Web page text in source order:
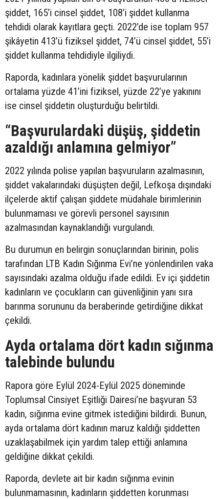
şiddet, 165’i cinsel şiddet, 108’i şiddet kullanma
tehdidi olarak kayıtlara geçti. 2022’de ise toplam 957
şikâyetin 413’ü fiziksel şiddet, 74’ü cinsel şiddet, 55’i
şiddet kullanma tehdidiyle ilgiliydi.
Raporda, kadınlara yönelik şiddet başvurularının
ortalama yüzde 41’ini fiziksel, yüzde 22’ye yakınını
ise cinsel şiddetin oluşturduğu belirtildi.
“Başvurulardaki düşüş, şiddetin
azaldığı anlamına gelmiyor”
2022 yılında polise yapılan başvuruların azalmasının,
şiddet vakalarındaki düşüşten değil, Lefkoşa dışındaki
ilçelerde aktif çalışan şiddete müdahale birimlerinin
bulunmaması ve görevli personel sayısının
azalmasından kaynaklandığı vurgulandı.
Bu durumun en belirgin sonuçlarından birinin, polis
tarafından LTB Kadın Sığınma Evi’ne yönlendirilen vaka
sayısındaki azalma olduğu ifade edildi. Ev içi şiddetin
kadınların ve çocukların can güvenliğinin yanı sıra
barınma sorununu da beraberinde getirdiğine dikkat
çekildi.
Ayda ortalama dört kadın sığınma
talebinde bulundu
Rapora göre Eylül 2024-Eylül 2025 döneminde
Toplumsal Cinsiyet Eşitliği Dairesi’ne başvuran 53
kadın, sığınma evine gitmek istediğini bildirdi. Bunun,
ayda ortalama dört kadının maruz kaldığı şiddetten
uzaklaşabilmek için yardım talep ettiği anlamına
geldiğine dikkat çekildi.
Raporda, devlete ait bir kadın sığınma evinin
bulunmamasının, kadınların şiddetten korunması